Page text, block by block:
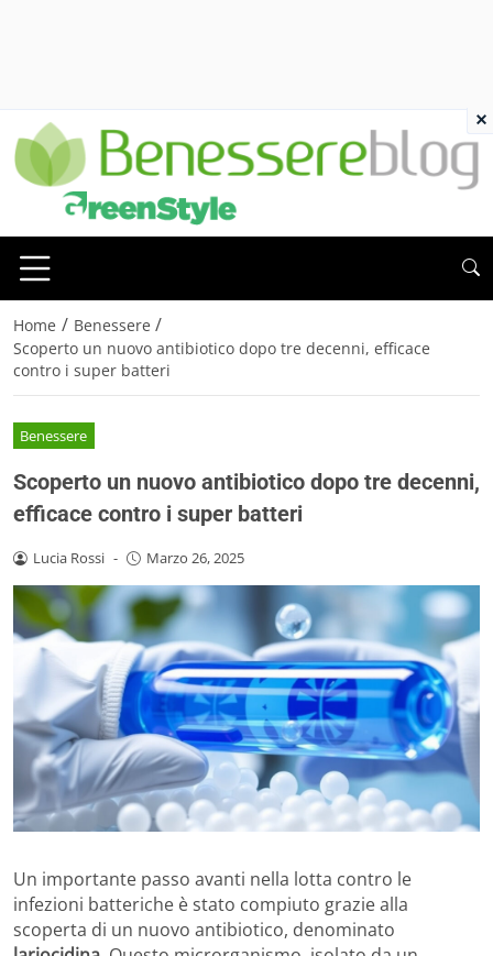
Home / Benessere /
Scoperto un nuovo antibiotico dopo tre decenni, efficace
contro i super batteri
Benessere
Scoperto un nuovo antibiotico dopo tre decenni,
efficace contro i super batteri
Lucia Rossi - Marzo 26, 2025
Un importante passo avanti nella lotta contro le
infezioni batteriche è stato compiuto grazie alla
scoperta di un nuovo antibiotico, denominato
×